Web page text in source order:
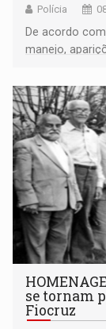
Polícia
De acordo
manejo,
se tornam
Fiocruz